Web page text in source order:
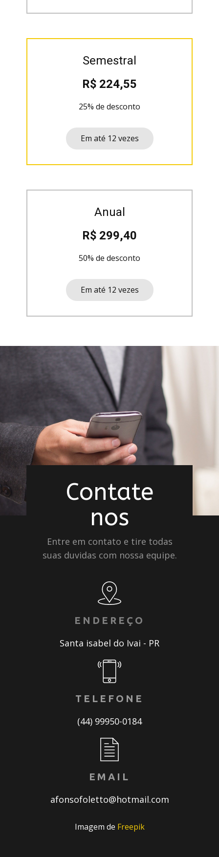
Semestral
R$ 224,55
25% de desconto
Em até 12 vezes
Anual
R$ 299,40
50% de desconto
Em até 12 vezes
Contate
nos
Entre em contato e tire todas
suas duvidas com nossa equipe.
ENDEREÇO
Santa isabel do Ivai - PR
TELEFONE
(44) 99950-0184
EMAIL
afonsofoletto@hotmail.com
Imagem de Freepik